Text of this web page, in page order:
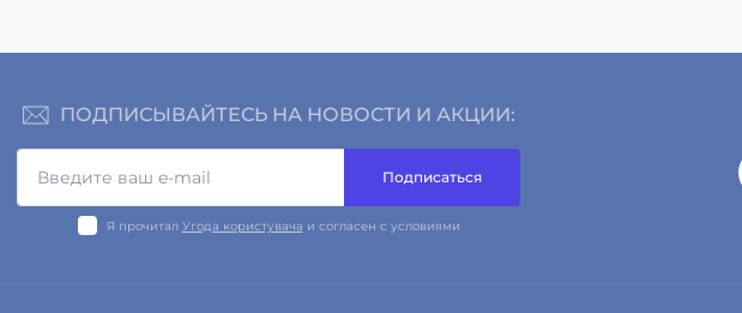
ПОДПИСЫВАЙТЕСЬ НА НОВОСТИ И АКЦИИ:
Подписаться
Я прочитал Угода користувача и согласен с условиями